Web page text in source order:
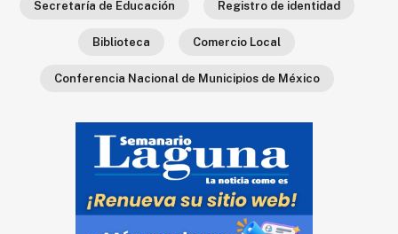
Educación
Política
Entretenimiento
Secretaría de Educación Registro de identidad
Biblioteca Comercio Local
Conferencia Nacional de Municipios de México